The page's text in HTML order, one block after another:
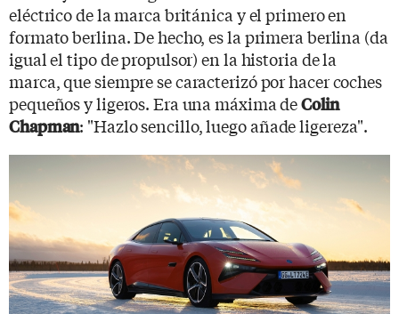
eléctrico de la marca británica y el primero en
formato berlina. De hecho, es la primera berlina (da
igual el tipo de propulsor) en la historia de la
marca, que siempre se caracterizó por hacer coches
pequeños y ligeros. Era una máxima deColin
Chapman: "Hazlo sencillo, luego añade ligereza".